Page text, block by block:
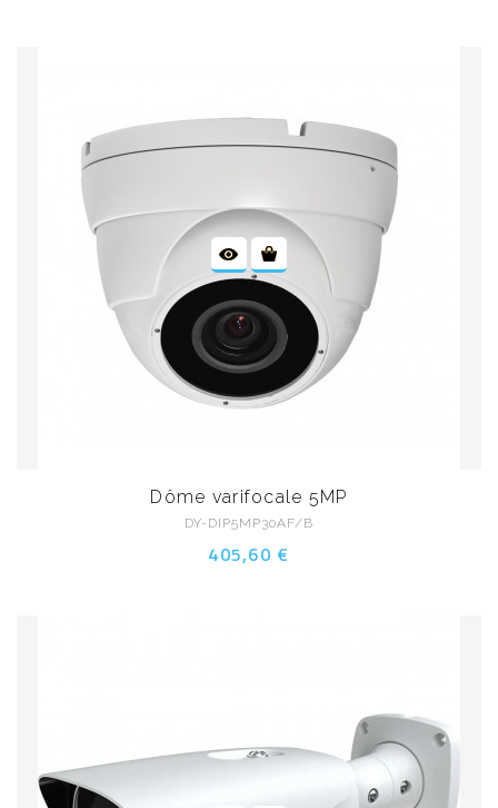
Dôme varifocale 5MP
DY-DIP5MP30AF/B
405,60 €